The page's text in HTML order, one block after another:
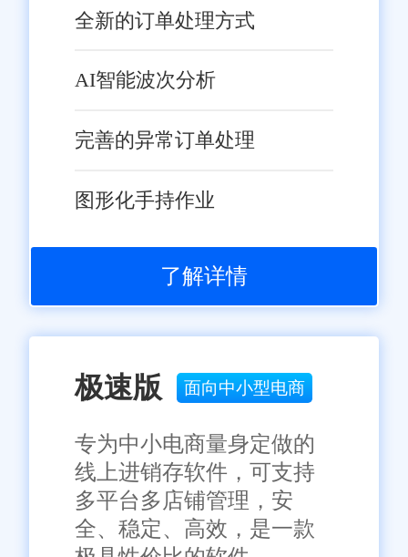
全新的订单处理方式
AI智能波次分析
完善的异常订单处理
图形化手持作业
了解详情
极速版 面向中小型电商
专为中小电商量身定做的
线上进销存软件，可支持
多平台多店铺管理，安
全、稳定、高效，是一款